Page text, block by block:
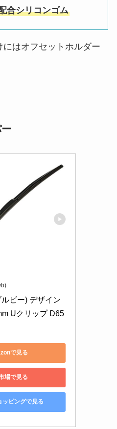
合シリコンゴム
はオフセットホルダー
ビー) デザイン
Uクリップ D65
で見る
場で見る
ッピングで見る